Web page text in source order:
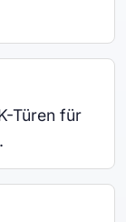
Türen für